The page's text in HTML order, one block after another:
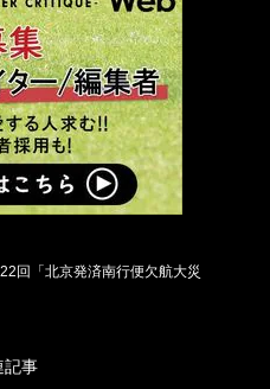
回「北京発済南行便欠航大災
記事